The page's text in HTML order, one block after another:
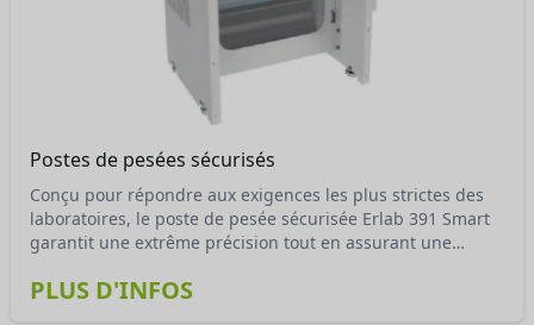
Postes de pesées sécurisés
Conçu pour répondre aux exigences les plus strictes des
laboratoires, le poste de pesée sécurisée Erlab 391 Smart
garantit une extrême précision tout en assurant une
PLUS D'INFOS